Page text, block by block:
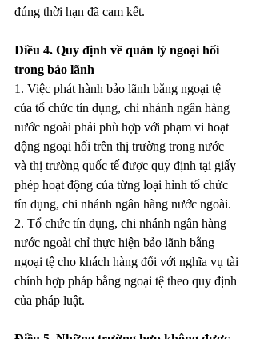
đúng thời hạn đã cam kết.
Điều 4. Quy định về quản lý ngoại hối
trong bảo lãnh
1. Việc phát hành bảo lãnh bằng ngoại tệ
của tổ chức tín dụng, chi nhánh ngân hàng
nước ngoài phải phù hợp với phạm vi hoạt
động ngoại hối trên thị trường trong nước
và thị trường quốc tế được quy định tại giấy
phép hoạt động của từng loại hình tổ chức
tín dụng, chi nhánh ngân hàng nước ngoài.
2. Tổ chức tín dụng, chi nhánh ngân hàng
nước ngoài chỉ thực hiện bảo lãnh bằng
ngoại tệ cho khách hàng đối với nghĩa vụ tài
chính hợp pháp bằng ngoại tệ theo quy định
của pháp luật.